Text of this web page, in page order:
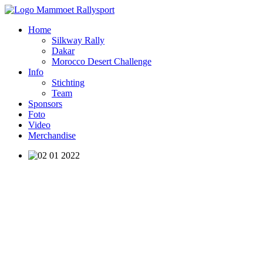
Home
Silkway Rally
Dakar
Morocco Desert Challenge
Info
Stichting
Team
Sponsors
Foto
Video
Merchandise